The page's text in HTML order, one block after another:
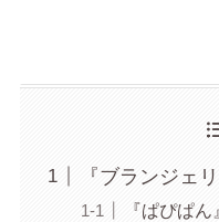
『ブランジェ
『ぱぴぱ